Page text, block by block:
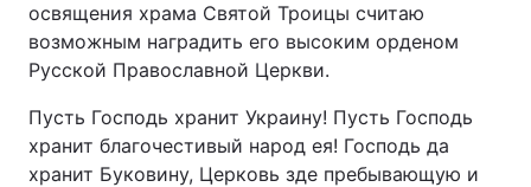
освящения храма Святой Троицы считаю
возможным наградить его высоким орденом
Русской Православной Церкви.
Пусть Господь хранит Украину! Пусть Господь
хранит благочестивый народ ея! Господь да
хранит Буковину, Церковь зде пребывающую и